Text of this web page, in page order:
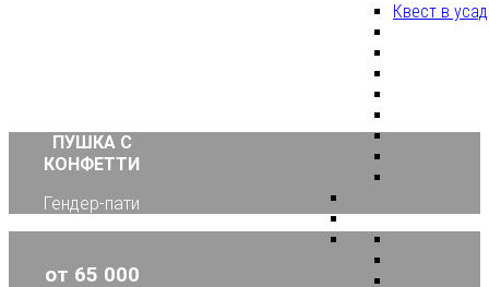
Квест в
ПУШКА С
КОНФЕТТИ
Гендер-пати
от 65 000